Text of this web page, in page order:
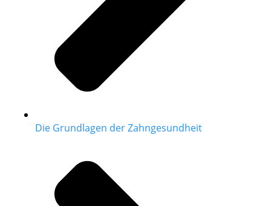
Die Grundlagen der Zahngesundheit